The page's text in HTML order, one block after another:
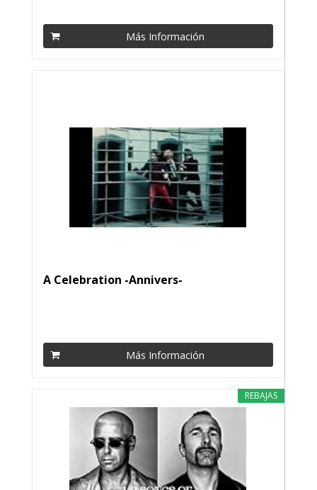
Más Información
A Celebration -Annivers-
Más Información
REBAJAS